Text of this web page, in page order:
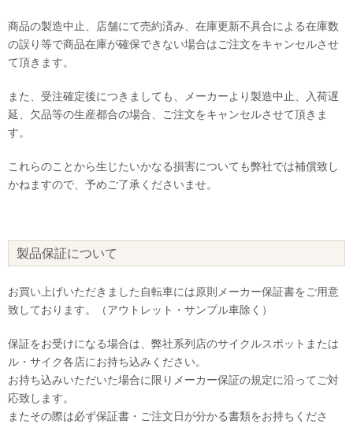
商品の製造中止、店舗にて売約済み、在庫更新不具合による在庫数
の誤り等で商品在庫が確保できない場合はご注文をキャンセルさせ
て頂きます。
また、受注確定後につきましても、メーカーより製造中止、入荷遅
延、欠品等の生産都合の場合、ご注文をキャンセルさせて頂きま
す。
これらのことから生じたいかなる損害についても弊社では補償致し
かねますので、予めご了承くださいませ。
製品保証について
お買い上げいただきました自転車には原則メーカー保証書をご用意
致しております。（アウトレット・サンプル車除く）
保証をお受けになる場合は、弊社系列店のサイクルスポットまたは
ル・サイク各店にお持ち込みください。
お持ち込みいただいた場合に限りメーカー保証の規定に沿ってご対
応致します。
またその際は必ず保証書・ご注文日が分かる書類をお持ちくださ